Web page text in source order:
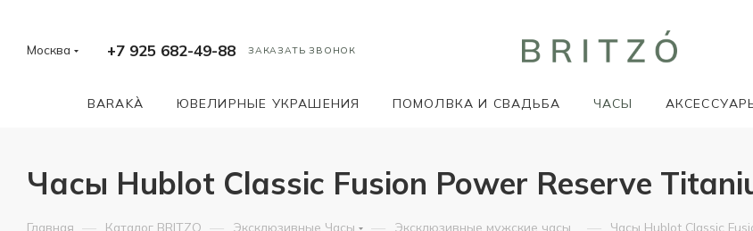
Москва +7 925 682-49-88 ЗАКАЗАТЬ ЗВОНОК
BARAKÀ ЮВЕЛИРНЫЕ УКРАШЕНИЯ ПОМОЛВКА И СВАДЬБА ЧАСЫ
Часы Hublot Classic Fusion Power Reserve
Главная — Каталог BRITZO — Эксклюзивные Часы — Эксклюзивные мужские часы — Часы Hublot Classic